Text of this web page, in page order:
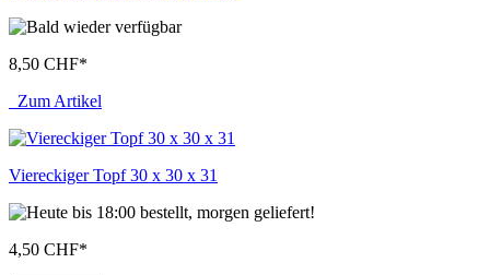
8,50 CHF*
Zum Artikel
Viereckiger Topf 30 x 30 x 31
4,50 CHF*